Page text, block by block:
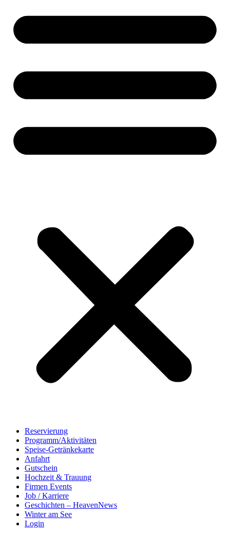
Reservierung
Programm/Aktivitäten
Speise-Getränkekarte
Anfahrt
Gutschein
Hochzeit & Trauung
Firmen Events
Job / Karriere
Geschichten – HeavenNews
Winter am See
Login